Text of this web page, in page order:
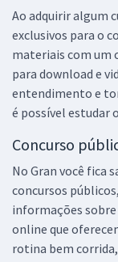
Ao adquirir algum
exclusivos para o
materiais com um
para download e
entendimento e
é possível estudar
Concurso
No Gran você fica
concursos
informações sobre
online que
rotina bem